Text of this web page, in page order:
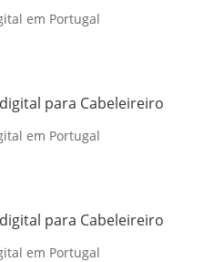
em Portugal
para Cabeleireiro
em Portugal
para Cabeleireiro
em Portugal